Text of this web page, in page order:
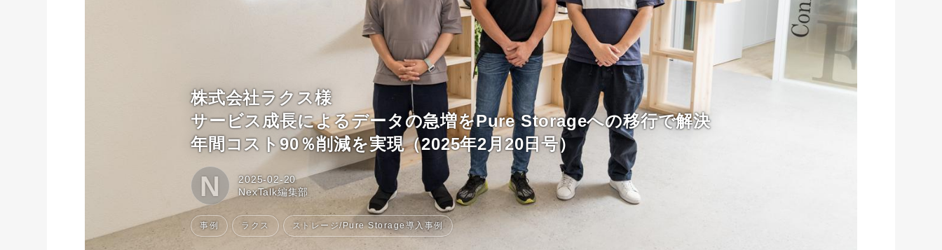
コラム
特集
事例
トピックス
Photos
運営会社
株式会社ラクス様
サービス成長によるデータの急増をPure Storageへの移行で解決
年間コスト90％削減を実現（2025年2月20日号）
N
2025-02-20
NexTalk編集部
事例 ラクス ストレージ/Pure Storage導入事例